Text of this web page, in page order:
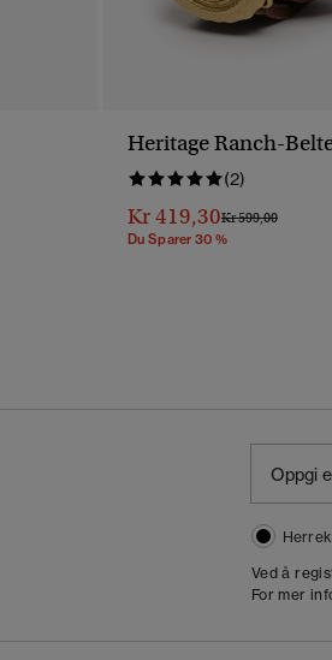
Heritage Ranch-
(2)
Kr 419,30Pris Nedsatt Fra
Kr 599,00Til
Du Sparer 30 %
Ved å
For mer